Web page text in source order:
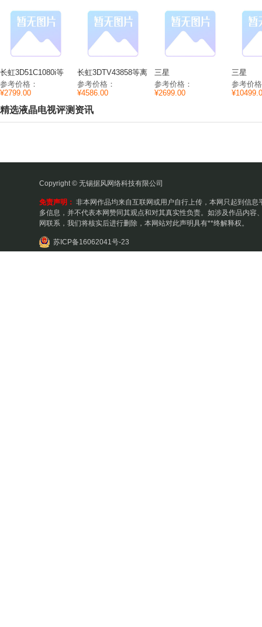
长虹3D51C1080i等
离子电视参数尺寸/分
辨率/重量
参考价格：
¥2799.00
长虹3DTV43858等离
子电视参数性能/尺
寸/功耗
参考价格：
¥4586.00
三星
PA43H4000AJXXZ
等离子电视参数
CPU/内存/分辨率
参考价格：
¥2699.00
三星
等离子
率/功耗/
参考价
精选液晶电视评测资讯
Copyright © 无锡据风网络科技有限公司
免责声明： 非本网作品均来自互联网或用户自行上传，本网只起到信息
多信息，并不代表本网赞同其观点和对其真实性负责。如涉及作品内容
网联系，我们将核实后进行删除，本网站对此声明具有**终解释权。
苏ICP备16062041号-23